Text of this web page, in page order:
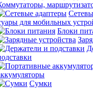
для мобильных
Блоки
Сумки